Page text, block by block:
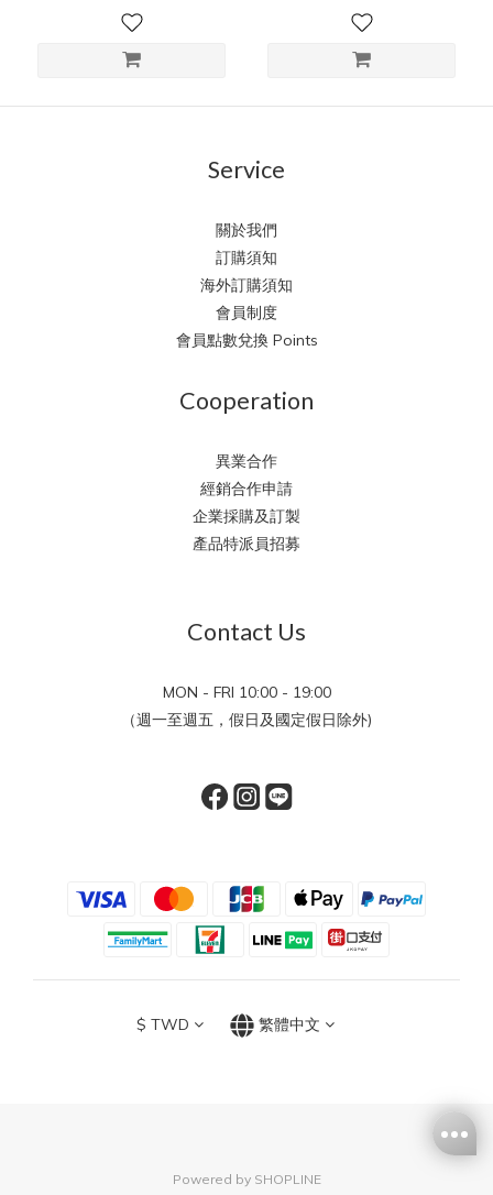
Service
關於我們
訂購須知
海外訂購須知
會員制度
會員點數兌換 Points
Cooperation
異業合作
經銷合作申請
企業採購及訂製
產品特派員招募
Contact Us
MON - FRI 10:00 - 19:00
（週一至週五，假日及國定假日除外)
$ TWD 繁體中文
Powered by SHOPLINE